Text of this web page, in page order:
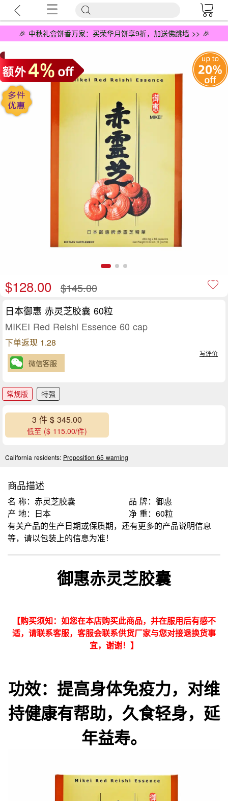
🎉 中秋礼盒饼香万家：买荣华月饼享9折，加送佛跳墙 >> 🎉
$128.00 $145.00
日本御惠 赤灵芝胶囊 60粒
MIKEI Red Reishi Essence 60 cap
下单返现 1.28
写评价
微信客服
常规版 特强
3 件 $ 345.00
低至 ($ 115.00/件)
California residents: Proposition 65 warning
商品描述
名 称：赤灵芝胶囊
品 牌：御惠
产 地：日本
净 重：60粒
有关产品的生产日期或保质期，还有更多的产品说明信息
等，请以包装上的信息为准！
御惠赤灵芝胶囊
【购买须知：如您在本店购买此商品，并在服用后有感不
适，请联系客服，客服会联系供货厂家与您对接退换货事
宜，谢谢！】
功效：提高身体免疫力，对维
持健康有帮助，久食轻身，延
年益寿。